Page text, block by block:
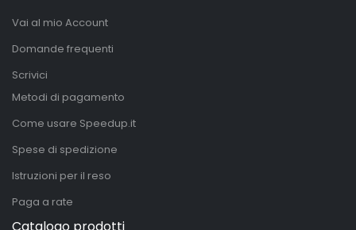
Vai al mio Account
Domande frequenti
Scrivici
Metodi di pagamento
Come usare Speedup.it
Spese di spedizione
Istruzioni per il reso
Paga a rate
Catalogo prodotti